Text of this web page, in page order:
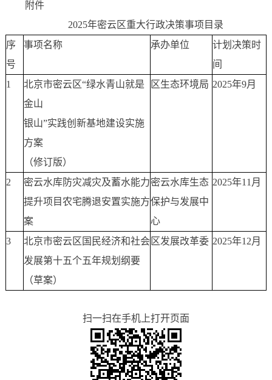
附件
2025年密云区重大行政决策事项目录
序
号
事项名称 承办单位 计划决策时
间
1
北京市密云区“绿水青山就是
金山
银山”实践创新基地建设实施
方案
（修订版）
区生态环境局 2025年9月
2
密云水库防灾减灾及蓄水能力
提升项目农宅腾退安置实施方
案
密云水库生态
保护与发展中
心
2025年11月
3
北京市密云区国民经济和社会
发展第十五个五年规划纲要
（草案）
区发展改革委 2025年12月
扫一扫在手机上打开页面